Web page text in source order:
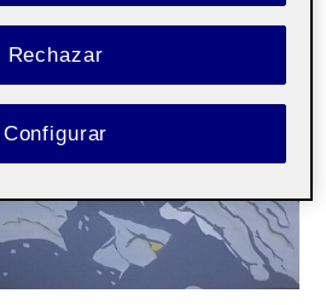
Rechazar
Configurar